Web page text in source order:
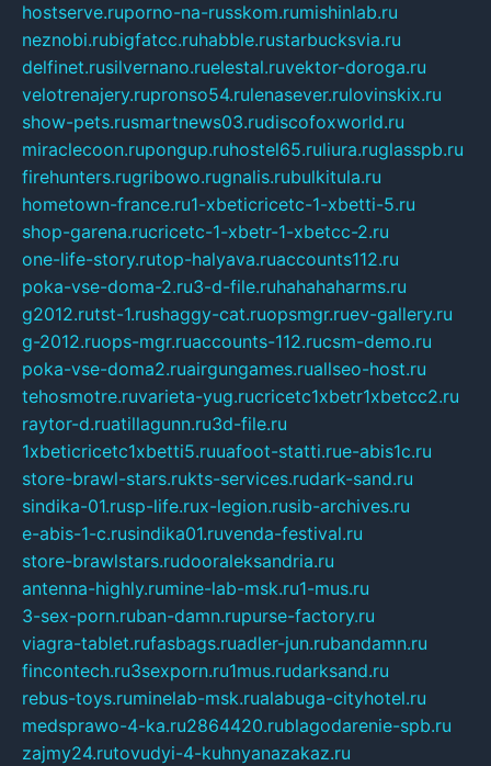
hostserve.ruporno-na-russkom.rumishinlab.ru
neznobi.rubigfatcc.ruhabble.rustarbucksvia.ru
delfinet.rusilvernano.ruelestal.ruvektor-doroga.ru
velotrenajery.rupronso54.rulenasever.rulovinskix.ru
show-pets.rusmartnews03.rudiscofoxworld.ru
miraclecoon.rupongup.ruhostel65.ruliura.ruglasspb.ru
firehunters.rugribowo.rugnalis.rubulkitula.ru
hometown-france.ru1-xbeticricetc-1-xbetti-5.ru
shop-garena.rucricetc-1-xbetr-1-xbetcc-2.ru
one-life-story.rutop-halyava.ruaccounts112.ru
poka-vse-doma-2.ru3-d-file.ruhahahaharms.ru
g2012.rutst-1.rushaggy-cat.ruopsmgr.ruev-gallery.ru
g-2012.ruops-mgr.ruaccounts-112.rucsm-demo.ru
poka-vse-doma2.ruairgungames.ruallseo-host.ru
tehosmotre.ruvarieta-yug.rucricetc1xbetr1xbetcc2.ru
raytor-d.ruatillagunn.ru3d-file.ru
1xbeticricetc1xbetti5.ruuafoot-statti.rue-abis1c.ru
store-brawl-stars.rukts-services.rudark-sand.ru
sindika-01.rusp-life.rux-legion.rusib-archives.ru
e-abis-1-c.rusindika01.ruvenda-festival.ru
store-brawlstars.rudooraleksandria.ru
antenna-highly.rumine-lab-msk.ru1-mus.ru
3-sex-porn.ruban-damn.rupurse-factory.ru
viagra-tablet.rufasbags.ruadler-jun.rubandamn.ru
fincontech.ru3sexporn.ru1mus.rudarksand.ru
rebus-toys.ruminelab-msk.rualabuga-cityhotel.ru
medsprawo-4-ka.ru2864420.rublagodarenie-spb.ru
zajmy24.rutovudyi-4-kuhnyanazakaz.ru